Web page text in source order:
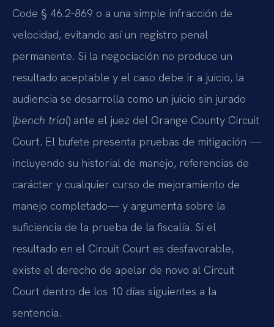
Code § 46.2-869 o a una simple infracción de
velocidad, evitando así un registro penal
permanente. Si la negociación no produce un
resultado aceptable y el caso debe ir a juicio, la
audiencia se desarrolla como un juicio sin jurado
(bench trial) ante el juez del Orange County Circuit
Court. El bufete presenta pruebas de mitigación —
incluyendo su historial de manejo, referencias de
carácter y cualquier curso de mejoramiento de
manejo completado— y argumenta sobre la
suficiencia de la prueba de la fiscalía. Si el
resultado en el Circuit Court es desfavorable,
existe el derecho de apelar de novo al Circuit
Court dentro de los 10 días siguientes a la
sentencia.